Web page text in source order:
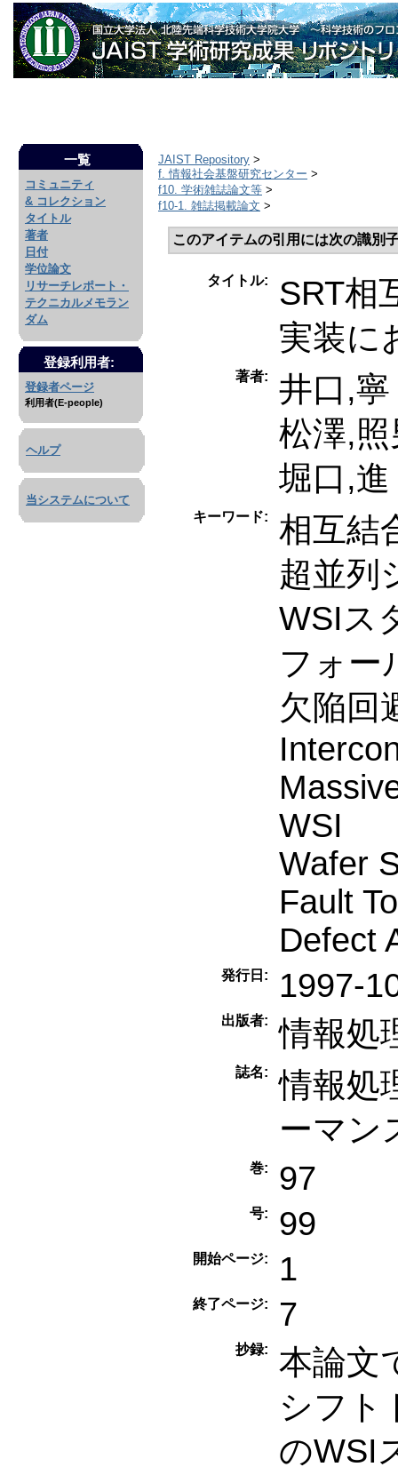
一覧
コミュニティ
& コレクション
タイトル
著者
日付
学位論文
リサーチレポート・
テクニカルメモラン
ダム
登録利用者:
登録者ページ
利用者(E-people)
ヘルプ
当システムについて
JAIST Repository >
f. 情報社会基盤研究センター >
f10. 学術雑誌論文等 >
f10-1. 雑誌掲載論文 >
このアイテムの引用には次の識別
タイトル:
SRT相
実装に
著者:
井口,寧
松澤,照
堀口,進
キーワード:
相互結
超並列
WSIス
フォー
欠陥回
WSI
Wafer
Fault
Defect
発行日: 1997-
出版者: 情報処
誌名:
情報処
ーマン
巻: 97
号: 99
開始ページ: 1
終了ページ: 7
抄録:
本論文
シフト
のWSI